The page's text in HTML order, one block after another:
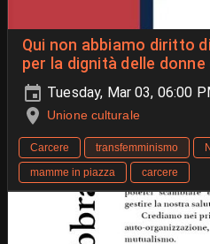
Qui non abbiamo diritto
per la dignità delle
Tuesday, Mar 03, 06:00
Unione culturale
Carcere transfemminismo
mamme in piazza
carcere